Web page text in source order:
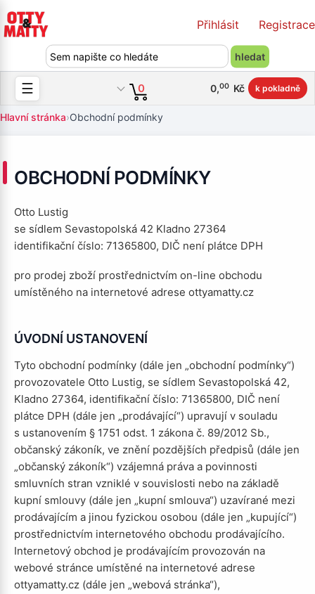
Přihlásit Registrace
☰ 0 0,00 Kč k pokladně
Hlavní stránka›Obchodní podmínky
OBCHODNÍ PODMÍNKY
Otto Lustig
se sídlem Sevastopolská 42 Kladno 27364
identifikační číslo: 71365800, DIČ není plátce DPH
pro prodej zboží prostřednictvím on-line obchodu
umístěného na internetové adrese ottyamatty.cz
ÚVODNÍ USTANOVENÍ
Tyto obchodní podmínky (dále jen „obchodní podmínky“)
provozovatele Otto Lustig, se sídlem Sevastopolská 42,
Kladno 27364, identifikační číslo: 71365800, DIČ není
plátce DPH (dále jen „prodávající“) upravují v souladu
s ustanovením § 1751 odst. 1 zákona č. 89/2012 Sb.,
občanský zákoník, ve znění pozdějších předpisů (dále jen
„občanský zákoník“) vzájemná práva a povinnosti
smluvních stran vzniklé v souvislosti nebo na základě
kupní smlouvy (dále jen „kupní smlouva“) uzavírané mezi
prodávajícím a jinou fyzickou osobou (dále jen „kupující“)
prostřednictvím internetového obchodu prodávajícího.
Internetový obchod je prodávajícím provozován na
webové stránce umístěné na internetové adrese
ottyamatty.cz (dále jen „webová stránka“),